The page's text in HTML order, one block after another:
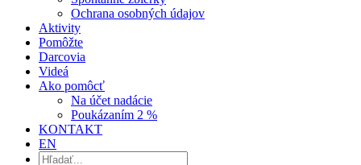
Ochrana osobných údajov
Aktivity
Pomôžte
Darcovia
Videá
Ako pomôcť
Na účet nadácie
Poukázaním 2 %
KONTAKT
EN
Hľadať: